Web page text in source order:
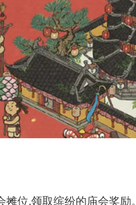
位,领取缤纷的庙会奖励。